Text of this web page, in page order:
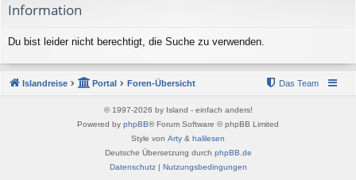
Information
Du bist leider nicht berechtigt, die Suche zu verwenden.
Islandreise Portal Foren-Übersicht Das Team
© 1997-2026 by Island - einfach anders!
Powered by phpBB® Forum Software © phpBB Limited
Style von Arty & halilesen
Deutsche Übersetzung durch phpBB.de
Datenschutz| Nutzungsbedingungen